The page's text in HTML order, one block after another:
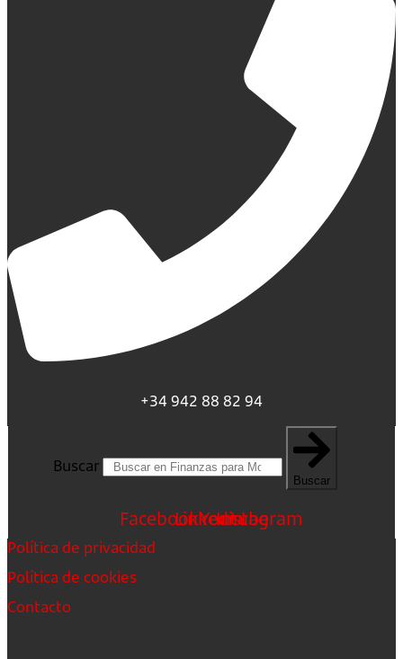
+34 942 88 82 94
Buscar
Buscar
FacebookLinkedin
Youtube
Instagram
Política de privacidad
Política de cookies
Contacto